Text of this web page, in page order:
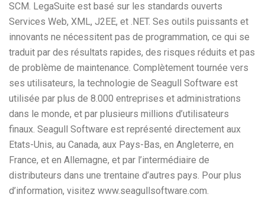
SCM. LegaSuite est basé sur les standards ouverts
Services Web, XML, J2EE, et .NET. Ses outils puissants et
innovants ne nécessitent pas de programmation, ce qui se
traduit par des résultats rapides, des risques réduits et pas
de problème de maintenance. Complètement tournée vers
ses utilisateurs, la technologie de Seagull Software est
utilisée par plus de 8.000 entreprises et administrations
dans le monde, et par plusieurs millions d’utilisateurs
finaux. Seagull Software est représenté directement aux
Etats-Unis, au Canada, aux Pays-Bas, en Angleterre, en
France, et en Allemagne, et par l’intermédiaire de
distributeurs dans une trentaine d’autres pays. Pour plus
d’information, visitez www.seagullsoftware.com.